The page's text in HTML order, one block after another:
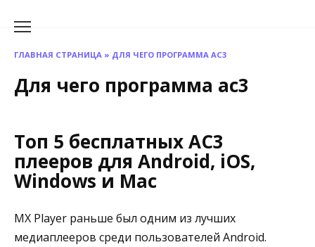
ГЛАВНАЯ СТРАНИЦА » ДЛЯ ЧЕГО ПРОГРАММА AC3
Для чего программа ac3
Топ 5 бесплатных AC3
плееров для Android, iOS,
Windows и Mac
MX Player раньше был одним из лучших
медиаплееров среди пользователей Android.